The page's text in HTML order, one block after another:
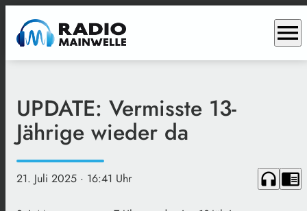
menu
UPDATE: Vermisste 13-
Jährige wieder da
21. Juli 2025 · 16:41 Uhr headphones chrome_reader_mode